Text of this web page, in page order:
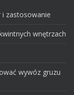
i zastosowanie
wnętrzach
wywóz gruzu